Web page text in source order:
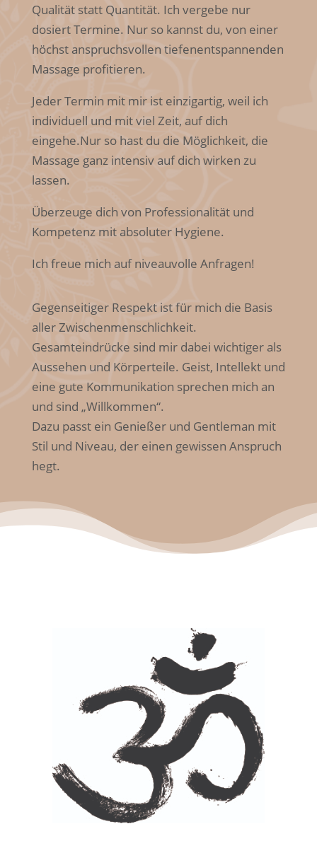
Qualität statt Quantität. Ich vergebe nur
dosiert Termine. Nur so kannst du, von einer
höchst anspruchsvollen tiefenentspannenden
Massage profitieren.
Jeder Termin mit mir ist einzigartig, weil ich
individuell und mit viel Zeit, auf dich
eingehe.Nur so hast du die Möglichkeit, die
Massage ganz intensiv auf dich wirken zu
lassen.
Überzeuge dich von Professionalität und
Kompetenz mit absoluter Hygiene.
Ich freue mich auf niveauvolle Anfragen!
Gegenseitiger Respekt ist für mich die Basis
aller Zwischenmenschlichkeit.
Gesamteindrücke sind mir dabei wichtiger als
Aussehen und Körperteile. Geist, Intellekt und
eine gute Kommunikation sprechen mich an
und sind „Willkommen“.
Dazu passt ein Genießer und Gentleman mit
Stil und Niveau, der einen gewissen Anspruch
hegt.